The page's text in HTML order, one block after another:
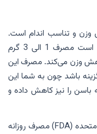
وزن و تناسب اندام است.
طبق تحقیقاتی که اخیرا صورت گرفته است مصرف 1 الی 3 گرم
وزن می‌کند. مصرف این
باشد چون به شما این
باسن را نیز کاهش داده و
طبق نظریه سازمان غذا و داروی ایالات متحده (FDA) مصرف روزانه